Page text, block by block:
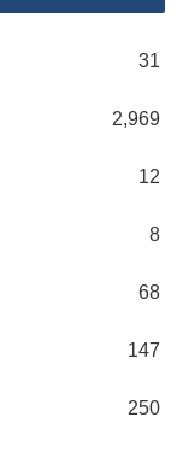
31
2,969
12
8
68
147
250